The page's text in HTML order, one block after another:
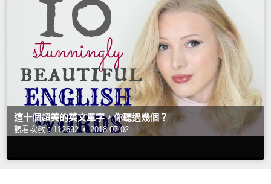
這十個超美的英文單字，你聽過幾個？
觀看次數：112692 • 2018-07-02